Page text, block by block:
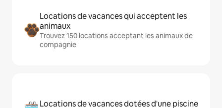
Locations de vacances qui acceptent les
animaux
Trouvez 150 locations acceptant les animaux de
compagnie
Locations de vacances dotées d'une piscine